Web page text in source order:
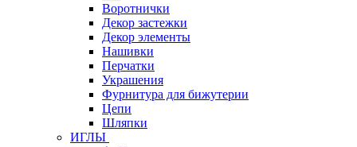
Воротнички
Декор застежки
Декор элементы
Нашивки
Перчатки
Украшения
Фурнитура для бижутерии
Цепи
Шляпки
ИГЛЫ